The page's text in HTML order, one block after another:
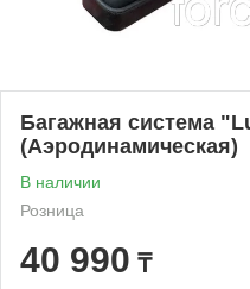
Багажная система
(Аэродинамическая)
В наличии
Розница
40 990 ₸